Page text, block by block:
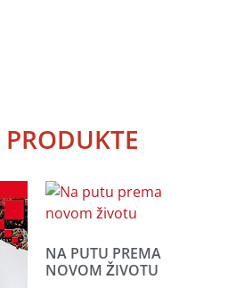
NA PUTU PREMA
NOVOM ŽIVOTU